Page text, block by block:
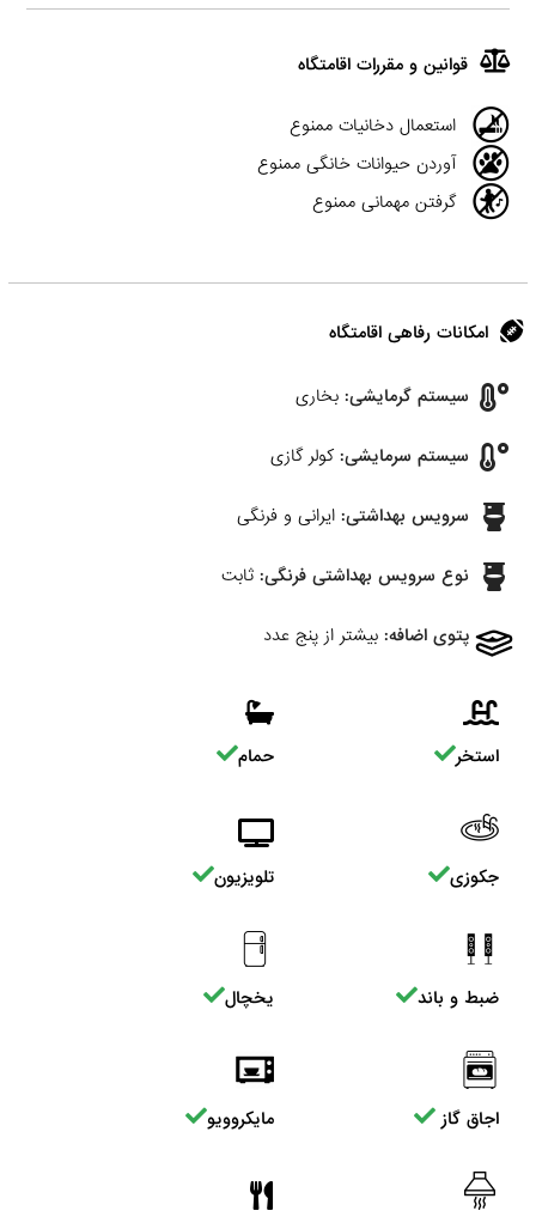
قوانین و مقررات اقامتگاه
استعمال دخانیات ممنوع
آوردن حیوانات خانگی ممنوع
گرفتن مهمانی ممنوع
امکانات رفاهی اقامتگاه
سیستم گرمایشی: بخاری
سیستم سرمایشی: کولر گازی
سرویس بهداشتی: ایرانی و فرنگی
نوع سرویس بهداشتی فرنگی: ثابت
پتوی اضافه: بیشتر از پنج عدد
استخر حمام
جکوزی تلویزیون
ضبط و باند یخچال
اجاق گاز مایکروویو